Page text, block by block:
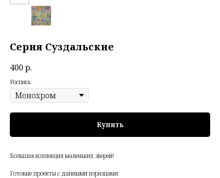
Серия Суздальские
400р.
Роспись
Купить
Большая коллекция маленьких зверей!
Готовые проекты с данными изразцами: